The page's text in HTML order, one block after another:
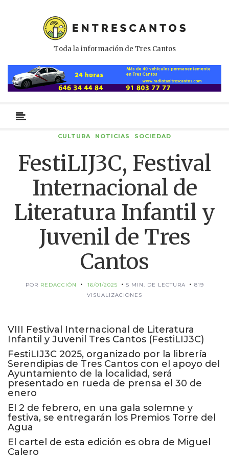
Toda la información de Tres Cantos
primario
CULTURA NOTICIAS SOCIEDAD
FestiLIJ3C, Festival
Internacional de
Literatura Infantil y
Juvenil de Tres
Cantos
POR REDACCIÓN 16/01/2025 5 MIN. DE LECTURA
819
VISUALIZACIONES
VIII Festival Internacional de Literatura
Infantil y Juvenil Tres Cantos (FestiLIJ3C)
FestiLIJ3C 2025, organizado por la librería
Serendipias de Tres Cantos con el apoyo del
Ayuntamiento de la localidad, será
presentado en rueda de prensa el 30 de
enero
El 2 de febrero, en una gala solemne y
festiva, se entregarán los Premios Torre del
Agua
El cartel de esta edición es obra de Miguel
Calero